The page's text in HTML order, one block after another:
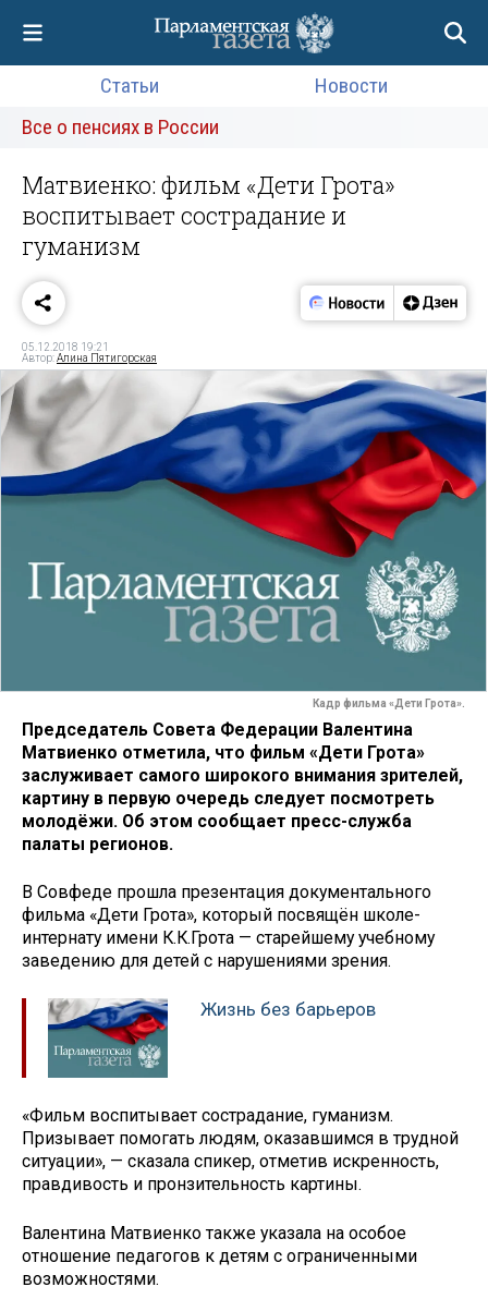
Статьи
Новости
Все о пенсиях в России
Матвиенко: фильм «Дети Грота»
воспитывает сострадание и
гуманизм
05.12.2018 19:21
Автор:Алина Пятигорская
Кадр фильма «Дети Грота».
Председатель Совета Федерации Валентина
Матвиенко отметила, что фильм «Дети Грота»
заслуживает самого широкого внимания зрителей,
картину в первую очередь следует посмотреть
молодёжи. Об этом сообщает пресс-служба
палаты регионов.
В Совфеде прошла презентация документального
фильма «Дети Грота», который посвящён школе-
интернату имени К.К.Грота — старейшему учебному
заведению для детей с нарушениями зрения.
Жизнь без барьеров
«Фильм воспитывает сострадание, гуманизм.
Призывает помогать людям, оказавшимся в трудной
ситуации», — сказала спикер, отметив искренность,
правдивость и пронзительность картины.
Валентина Матвиенко также указала на особое
отношение педагогов к детям с ограниченными
возможностями.